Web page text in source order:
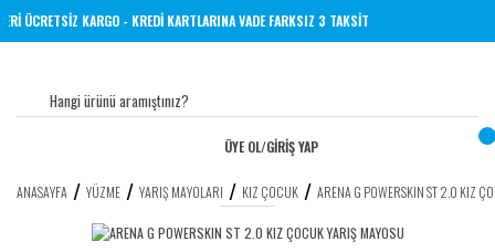
ÜCRETSİZ KARGO - KREDİ KARTLARINA VADE FARKSIZ 3 TAKSİT
ÜYE OL/GİRİŞ YAP
ANASAYFA YÜZME YARIŞ MAYOLARI KIZ ÇOCUK ARENA G POWERSKIN ST 2.0 KIZ